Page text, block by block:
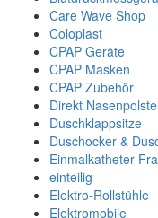
Care Wave Shop
Coloplast
CPAP Geräte
CPAP Masken
CPAP Zubehör
Direkt
Duschklappsitze
Duschocker &
Einmalkatheter
einteilig
Elektro-Rollstühle
Elektromobile